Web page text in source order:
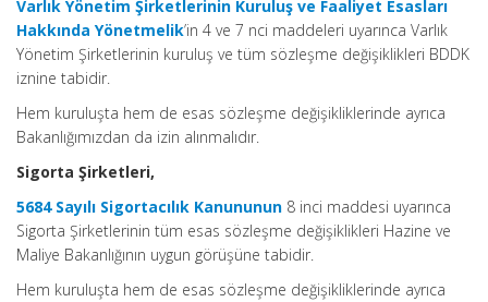
Varlık Yönetim Şirketlerinin Kuruluş ve Faaliyet Esasları
Hakkında Yönetmelik’in 4 ve 7 nci maddeleri uyarınca Varlık
Yönetim Şirketlerinin kuruluş ve tüm sözleşme değişiklikleri BDDK
iznine tabidir.
Hem kuruluşta hem de esas sözleşme değişikliklerinde ayrıca
Bakanlığımızdan da izin alınmalıdır.
Sigorta Şirketleri,
5684 Sayılı Sigortacılık Kanununun 8 inci maddesi uyarınca
Sigorta Şirketlerinin tüm esas sözleşme değişiklikleri Hazine ve
Maliye Bakanlığının uygun görüşüne tabidir.
Hem kuruluşta hem de esas sözleşme değişikliklerinde ayrıca